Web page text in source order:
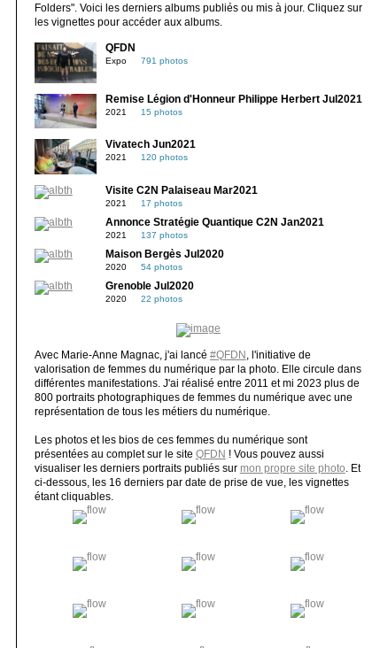
Folders". Voici les derniers albums publiés ou mis à jour. Cliquez sur
les vignettes pour accéder aux albums.
QFDN
Expo 791 photos
Remise Légion d'Honneur Philippe Herbert Jul2021
2021 15 photos
Vivatech Jun2021
2021 120 photos
Visite C2N Palaiseau Mar2021
2021 17 photos
Annonce Stratégie Quantique C2N Jan2021
2021 137 photos
Maison Bergès Jul2020
2020 54 photos
Grenoble Jul2020
2020 22 photos
Avec Marie-Anne Magnac, j'ai lancé #QFDN
, l'initiative de
valorisation de femmes du numérique par la photo. Elle circule dans
différentes manifestations. J'ai réalisé entre 2011 et mi 2023 plus de
800 portraits photographiques de femmes du numérique avec une
représentation de tous les métiers du numérique.
Les photos et les bios de ces femmes du numérique sont
présentées au complet sur le site QFDN ! Vous pouvez aussi
visualiser les derniers portraits publiés sur mon propre site photo . Et
ci-dessous, les 16 derniers par date de prise de vue, les vignettes
étant cliquables.